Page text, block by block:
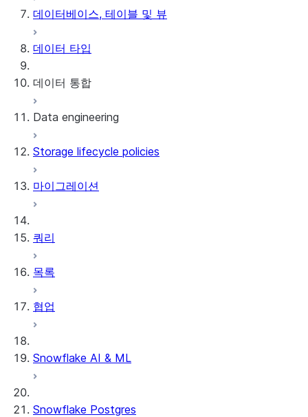
데이터베이스, 테이블 및 뷰
데이터 타입
데이터 통합
Snowflake Openflow
Apache Iceberg™
Apache Iceberg™ 테이블
Data engineering
데이터 로딩
동적 테이블
Storage lifecycle policies
마이그레이션
쿼리
목록
협업
Snowflake AI & ML
Snowflake Postgres